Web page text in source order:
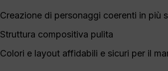
Creazione di personaggi coerenti in più
Struttura compositiva pulita
Colori e layout affidabili e sicuri per il